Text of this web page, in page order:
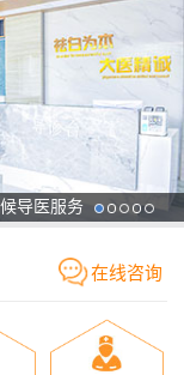
导医服务
在线咨询